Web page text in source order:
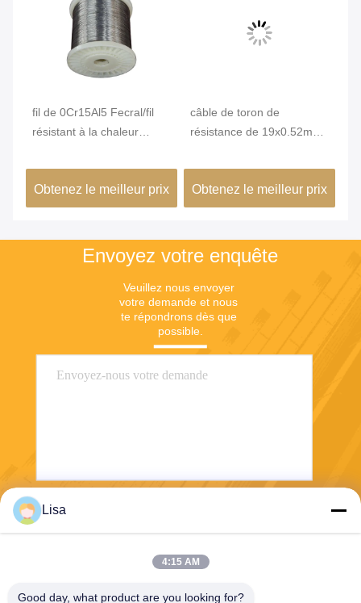
fil de 0Cr15Al5 Fecral/fil
résistant à la chaleur
Obtenez le meilleur prix
câble de toron de
résistance de 19x0.52mm
éléments de chauffe
Obtenez le meilleur prix
Envoyez votre enquête
Veuillez nous envoyer
votre demande et nous
te répondrons dès que
possible.
Lisa
4:15 AM
Good day, what product are you looking for?